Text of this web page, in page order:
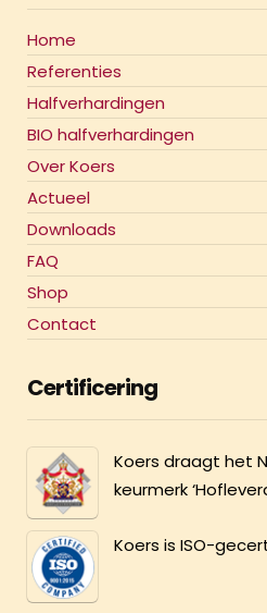
Home
Referenties
Halfverhardingen
BIO halfverhardingen
Over Koers
Actueel
Downloads
FAQ
Shop
Contact
Certificering
Koers draagt het
keurmerk
Koers is ISO-